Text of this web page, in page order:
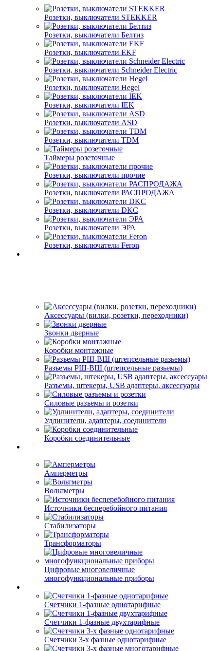
Розетки, выключатели STEKKER
Розетки, выключатели Белтиз
Розетки, выключатели EKF
Розетки, выключатели Schneider Electric
Розетки, выключатели Hegel
Розетки, выключатели IEK
Розетки, выключатели ASD
Розетки, выключатели TDM
Таймеры розеточные
Розетки, выключатели прочие
Розетки, выключатели РАСПРОДАЖА
Розетки, выключатели DKC
Розетки, выключатели ЭРА
Розетки, выключатели Feron
Аксессуары (вилки, розетки, переходники)
Звонки дверные
Коробки монтажные
Разъемы РШ-ВШ (штепсельные разьемы)
Разъемы, штекеры, USB адаптеры, аксессуары
Силовые разъемы и розетки
Удлинители, адаптеры, соединители
Коробки соединительные
Амперметры
Вольтметры
Источники бесперебойного питания
Стабилизаторы
Трансформаторы
Цифровые многовеличные
многофункциональные приборы
Счетчики 1-фазные однотарифные
Счетчики 1-фазные двухтарифные
Счетчики 3-х фазные однотарифные